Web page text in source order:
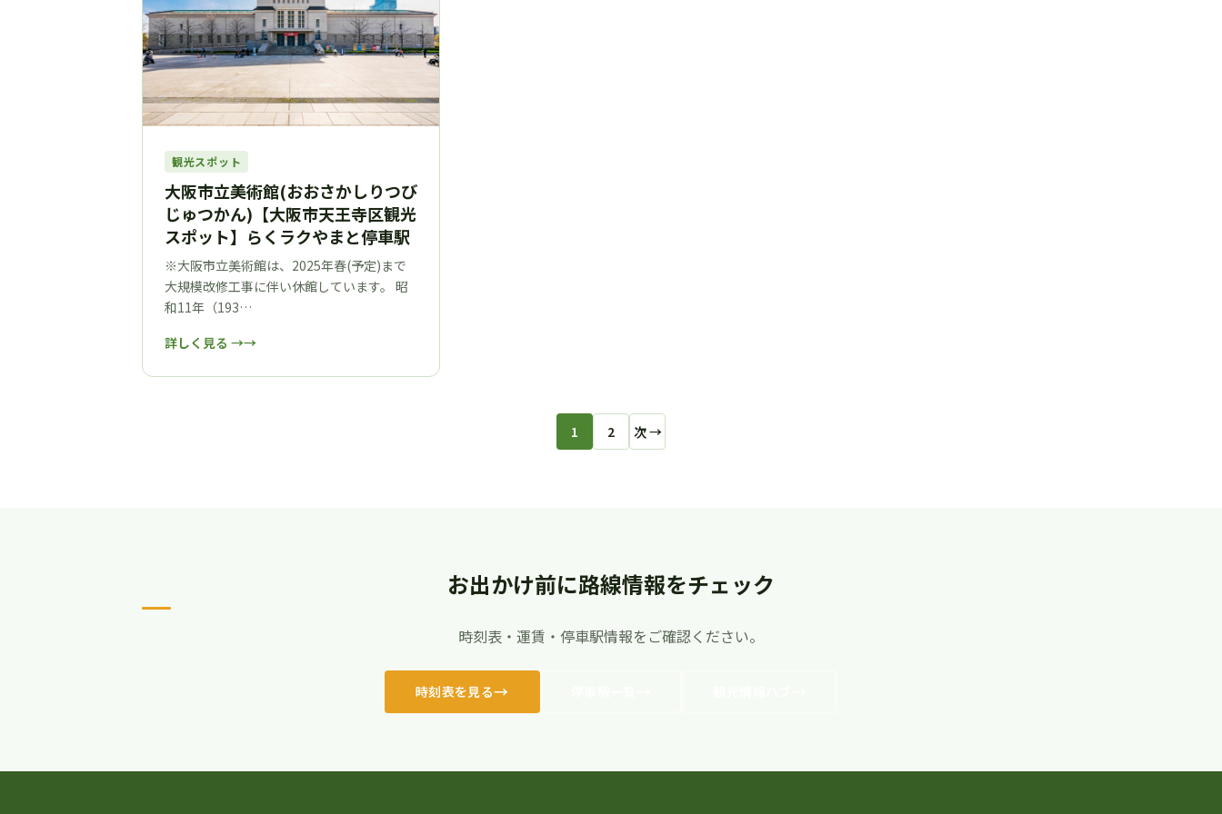
観光スポット
大阪市立美術館(おおさかしりつび
じゅつかん)【大阪市天王寺区観光
スポット】らくラクやまと停車駅
※大阪市立美術館は、2025年春(予定)まで
大規模改修工事に伴い休館しています。 昭
和11年（193…
詳しく見る →
1 2 次 →
お出かけ前に路線情報をチェック
時刻表・運賃・停車駅情報をご確認ください。
時刻表を見る